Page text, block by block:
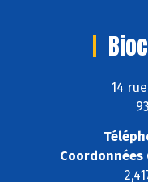
14
Coordonnées